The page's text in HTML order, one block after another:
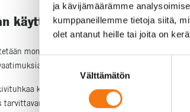
ja kävijämäärämme
kumppaneillemme tietoja siitä,
olet antanut heille tai joita on
Suostumuksen
Välttämätön
käyttökohteet ja niiden
monissa eri projekteissa, kuten pihateiden,
Esimerkiksi leikkikenttien kivituhka
käytetään vähemmän vaativissa
tarvittavan kivituhkan määrään, mikä puolestaan